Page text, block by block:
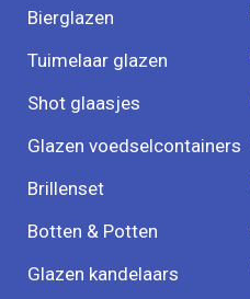
Bierglazen
Tuimelaar glazen
Shot glaasjes
Glazen voedselcontainers
Brillenset
Botten & Potten
Glazen kandelaars